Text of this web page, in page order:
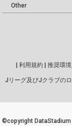
Other
利用規約 推奨環境
Jリーグ及びJクラブの
©copyright